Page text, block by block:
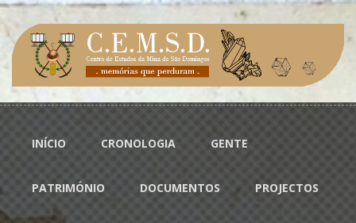
Passar para o conteúdo principal
Menu principal
INÍCIO CRONOLOGIA GENTE
PATRIMÓNIO DOCUMENTOS PROJECTOS